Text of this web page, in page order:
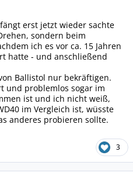
erst jetzt wieder sachte
sondern beim
ich es vor ca. 15 Jahren
hatte - und anschließend
Ballistol nur bekräftigen.
und problemlos sogar im
ist und ich nicht weiß,
im Vergleich ist, wüsste
anderes probieren sollte.
3